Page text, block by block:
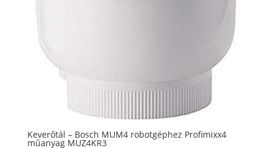
Keverőtál – Bosch MUM4 robotgéphez Profimixx4
műanyag MUZ4KR3